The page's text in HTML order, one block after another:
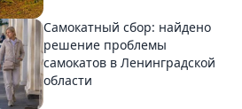
Самокатный сбор: найдено
решение проблемы
самокатов в Ленинградской
области